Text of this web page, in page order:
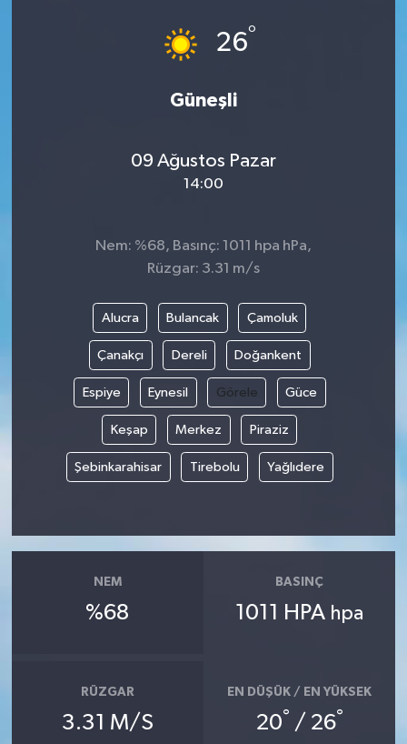
26°
Güneşli
09 Ağustos Pazar
14:00
Nem: %68, Basınç: 1011 hpa hPa,
Rüzgar: 3.31 m/s
Alucra Bulancak Çamoluk
Çanakçı Dereli Doğankent
Espiye Eynesil Görele Güce
Keşap Merkez Piraziz
Şebinkarahisar Tirebolu Yağlıdere
NEM
%68
BASINÇ
1011 HPA hpa
RÜZGAR
3.31 M/S
EN DÜŞÜK / EN YÜKSEK
20° / 26°
Özel Haber
Siyaset
Teknoloji